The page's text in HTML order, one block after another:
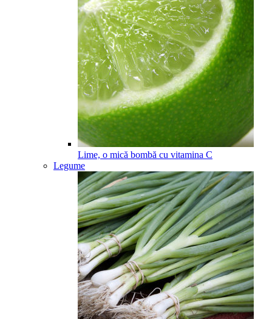
Lime, o mică bombă cu vitamina C
Legume